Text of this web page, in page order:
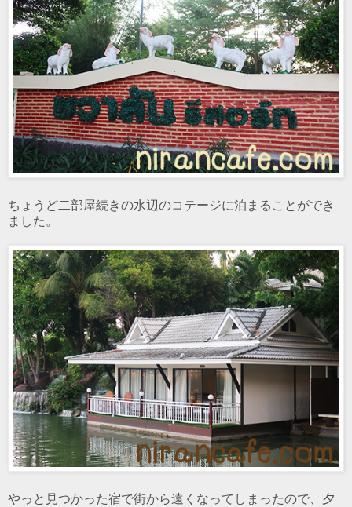
ちょうど二部屋続きの水辺のコテージに泊まることができ
ました。
やっと見つかった宿で街から遠くなってしまったので、夕